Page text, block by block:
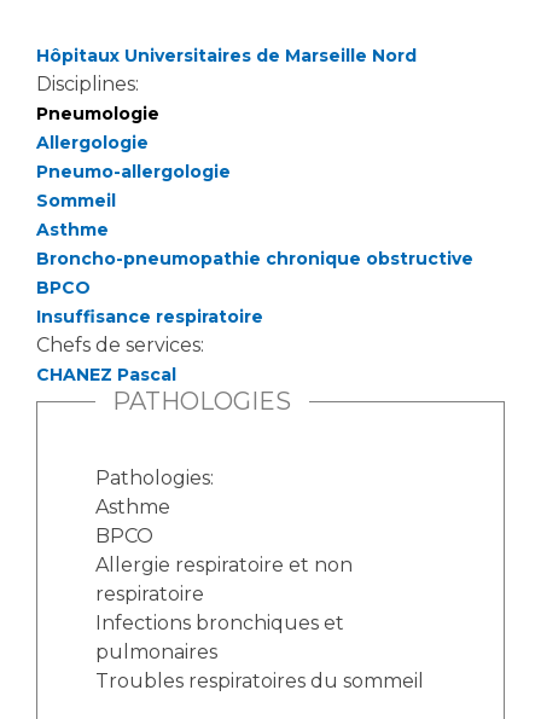
Hôpitaux Universitaires de Marseille Nord
Disciplines:
Pneumologie
Allergologie
Pneumo-allergologie
Sommeil
Asthme
Broncho-pneumopathie chronique obstructive
BPCO
Insuffisance respiratoire
Chefs de services:
CHANEZ Pascal
PATHOLOGIES
Pathologies:
Asthme
BPCO
Allergie respiratoire et non
respiratoire
Infections bronchiques et
pulmonaires
Troubles respiratoires du sommeil